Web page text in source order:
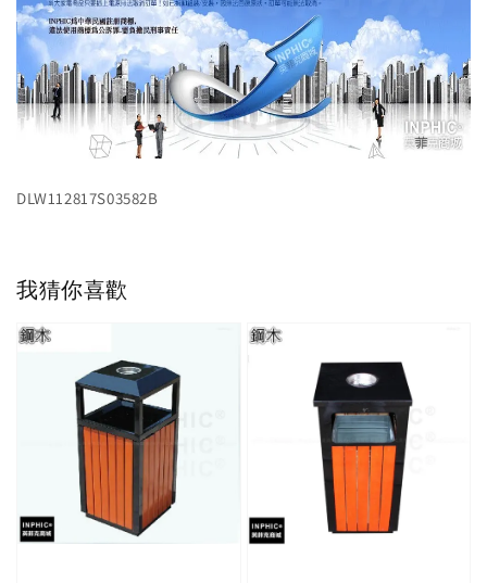
DLW112817S03582B
我猜你喜歡